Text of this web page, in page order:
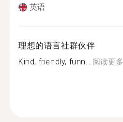
英语
理想的语言社群伙伴
Kind, friendly, funn...阅读更多